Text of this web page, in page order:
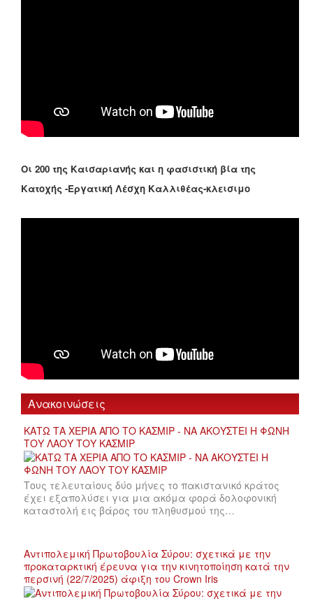
Οι 200 της Καισαριανής και η φασιστική βία της
Κατοχής -Εργατική Λέσχη Καλλιθέας-κλεισιμο
Ανακοινώσεις
ΚΑΤΩ ΤΑ ΧΕΡΙΑ ΑΠΟ ΤΟ ΚΑΣΜΙΡ - ΝΑ ΑΚΟΥΣΤΕΙ Η ΦΩΝΗ
ΤΟΥ ΛΑΟΥ ΤΟΥ ΚΑΣΜΙΡ
Τους τελευταίους δύο μήνες το πακιστανικό κράτος
έχει εξαπολύσει για μια ακόμα φορά δολοφονική
καταστολή εις βάρος του πληθυσμού της…
Αντιπολεμική Πρωτοβουλία Σύρου: σχετικά με την
προκαταρκτική έρευνα για την κινητοποίηση κατά την
περσινή (22/7/2025) άφιξη του Crown Iris